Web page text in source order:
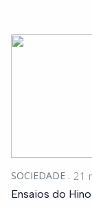
SOCIEDADE 21
Ensaios do